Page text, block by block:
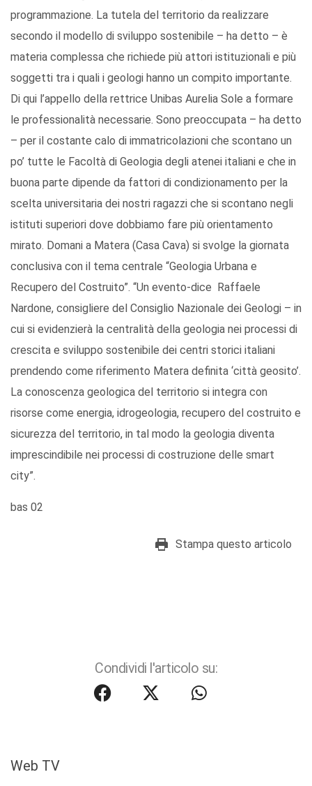
programmazione. La tutela del territorio da realizzare
secondo il modello di sviluppo sostenibile – ha detto – è
materia complessa che richiede più attori istituzionali e più
soggetti tra i quali i geologi hanno un compito importante.
Di qui l’appello della rettrice Unibas Aurelia Sole a formare
le professionalità necessarie. Sono preoccupata – ha detto
– per il costante calo di immatricolazioni che scontano un
po’ tutte le Facoltà di Geologia degli atenei italiani e che in
buona parte dipende da fattori di condizionamento per la
scelta universitaria dei nostri ragazzi che si scontano negli
istituti superiori dove dobbiamo fare più orientamento
mirato. Domani a Matera (Casa Cava) si svolge la giornata
conclusiva con il tema centrale “Geologia Urbana e
Recupero del Costruito”. “Un evento-dice Raffaele
Nardone, consigliere del Consiglio Nazionale dei Geologi – in
cui si evidenzierà la centralità della geologia nei processi di
crescita e sviluppo sostenibile dei centri storici italiani
prendendo come riferimento Matera definita ‘città geosito’.
La conoscenza geologica del territorio si integra con
risorse come energia, idrogeologia, recupero del costruito e
sicurezza del territorio, in tal modo la geologia diventa
imprescindibile nei processi di costruzione delle smart
city”.
bas 02
Stampa questo articolo
Condividi l'articolo su:
Web TV